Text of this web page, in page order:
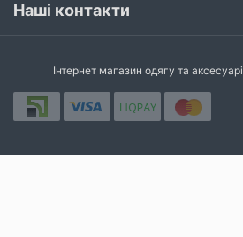
Наші контакти
Інтернет магазин одягу та